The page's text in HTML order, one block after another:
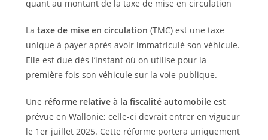
La taxe de mise en circulation (TMC) est une taxe
unique à payer après avoir immatriculé son véhicule.
Elle est due dès l’instant où on utilise pour la
première fois son véhicule sur la voie publique.
Une réforme relative à la fiscalité automobileest
prévue en Wallonie; celle-ci devrait entrer en vigueur
le 1er juillet 2025. Cette réforme portera uniquement